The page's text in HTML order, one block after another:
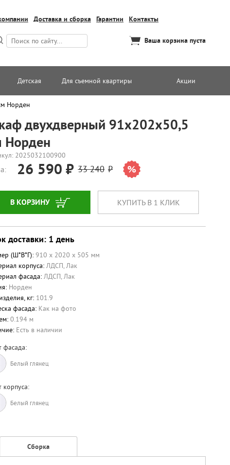
Доставка и сборка Гарантии Контакты
Ваша корзина пуста
Детская Для съемной квартиры Акции
Норден
двухдверный 91х202х50,5
Норден
2025032100900
26 590 33 240
В КОРЗИНУ КУПИТЬ В 1 КЛИК
доставки: 1 день
(Ш*В*Г): 910 x 2020 x 505 мм
корпуса: ЛДСП,Лак
фасада: ЛДСП,Лак
Норден
кг: 101.9
фасада: Как на фото
0.194 м
Есть в наличии
фасада:
Белый глянец
корпуса:
Белый глянец
Сборка